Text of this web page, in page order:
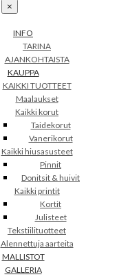
×
INFO
TARINA
AJANKOHTAISTA
KAUPPA
KAIKKI TUOTTEET
Maalaukset
Kaikki korut
Taidekorut
Vanerikorut
Kaikki hiusasusteet
Pinnit
Donitsit & huivit
Kaikki printit
Kortit
Julisteet
Tekstiilituotteet
Alennettuja aarteita
MALLISTOT
GALLERIA